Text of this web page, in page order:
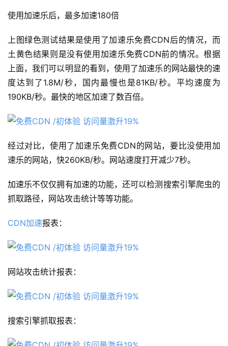
使用加速乐后，最多加速180倍
上图绿色测试结果是使用了加速乐免费CDN后的情况，而
土黄色结果则是没有使用加速乐免费CDN前的情况。根据
上面，我们可以明显的看到，使用了加速乐的网站最快的速
度达到了1.8M/秒，国内最慢也是81KB/秒。平均速度为
190KB/秒。最快的地区加速了数百倍。
经过对比，使用了加速乐免费CDN的网站，要比没使用加
速乐的网站，快260KB/秒。网站速度打开减少7秒。
加速乐不仅仅拥有加速的功能，还可以检测搜索引擎爬虫的
抓取路径，网站攻击统计等等功能。
CDN加速报表：
网站攻击统计报表：
搜索引擎抓取报表：